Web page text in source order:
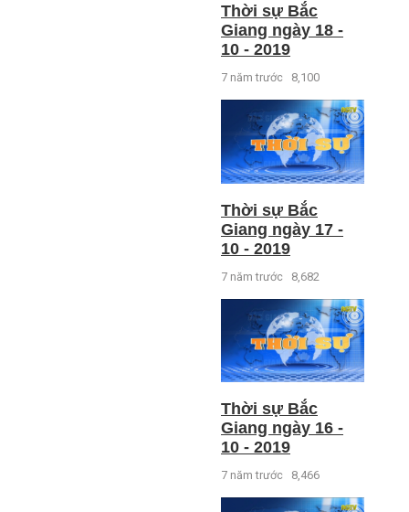
Thời sự Bắc
Giang ngày 18 -
10 - 2019
7 năm trước 8,100
Thời sự Bắc
Giang ngày 17 -
10 - 2019
7 năm trước 8,682
Thời sự Bắc
Giang ngày 16 -
10 - 2019
7 năm trước 8,466